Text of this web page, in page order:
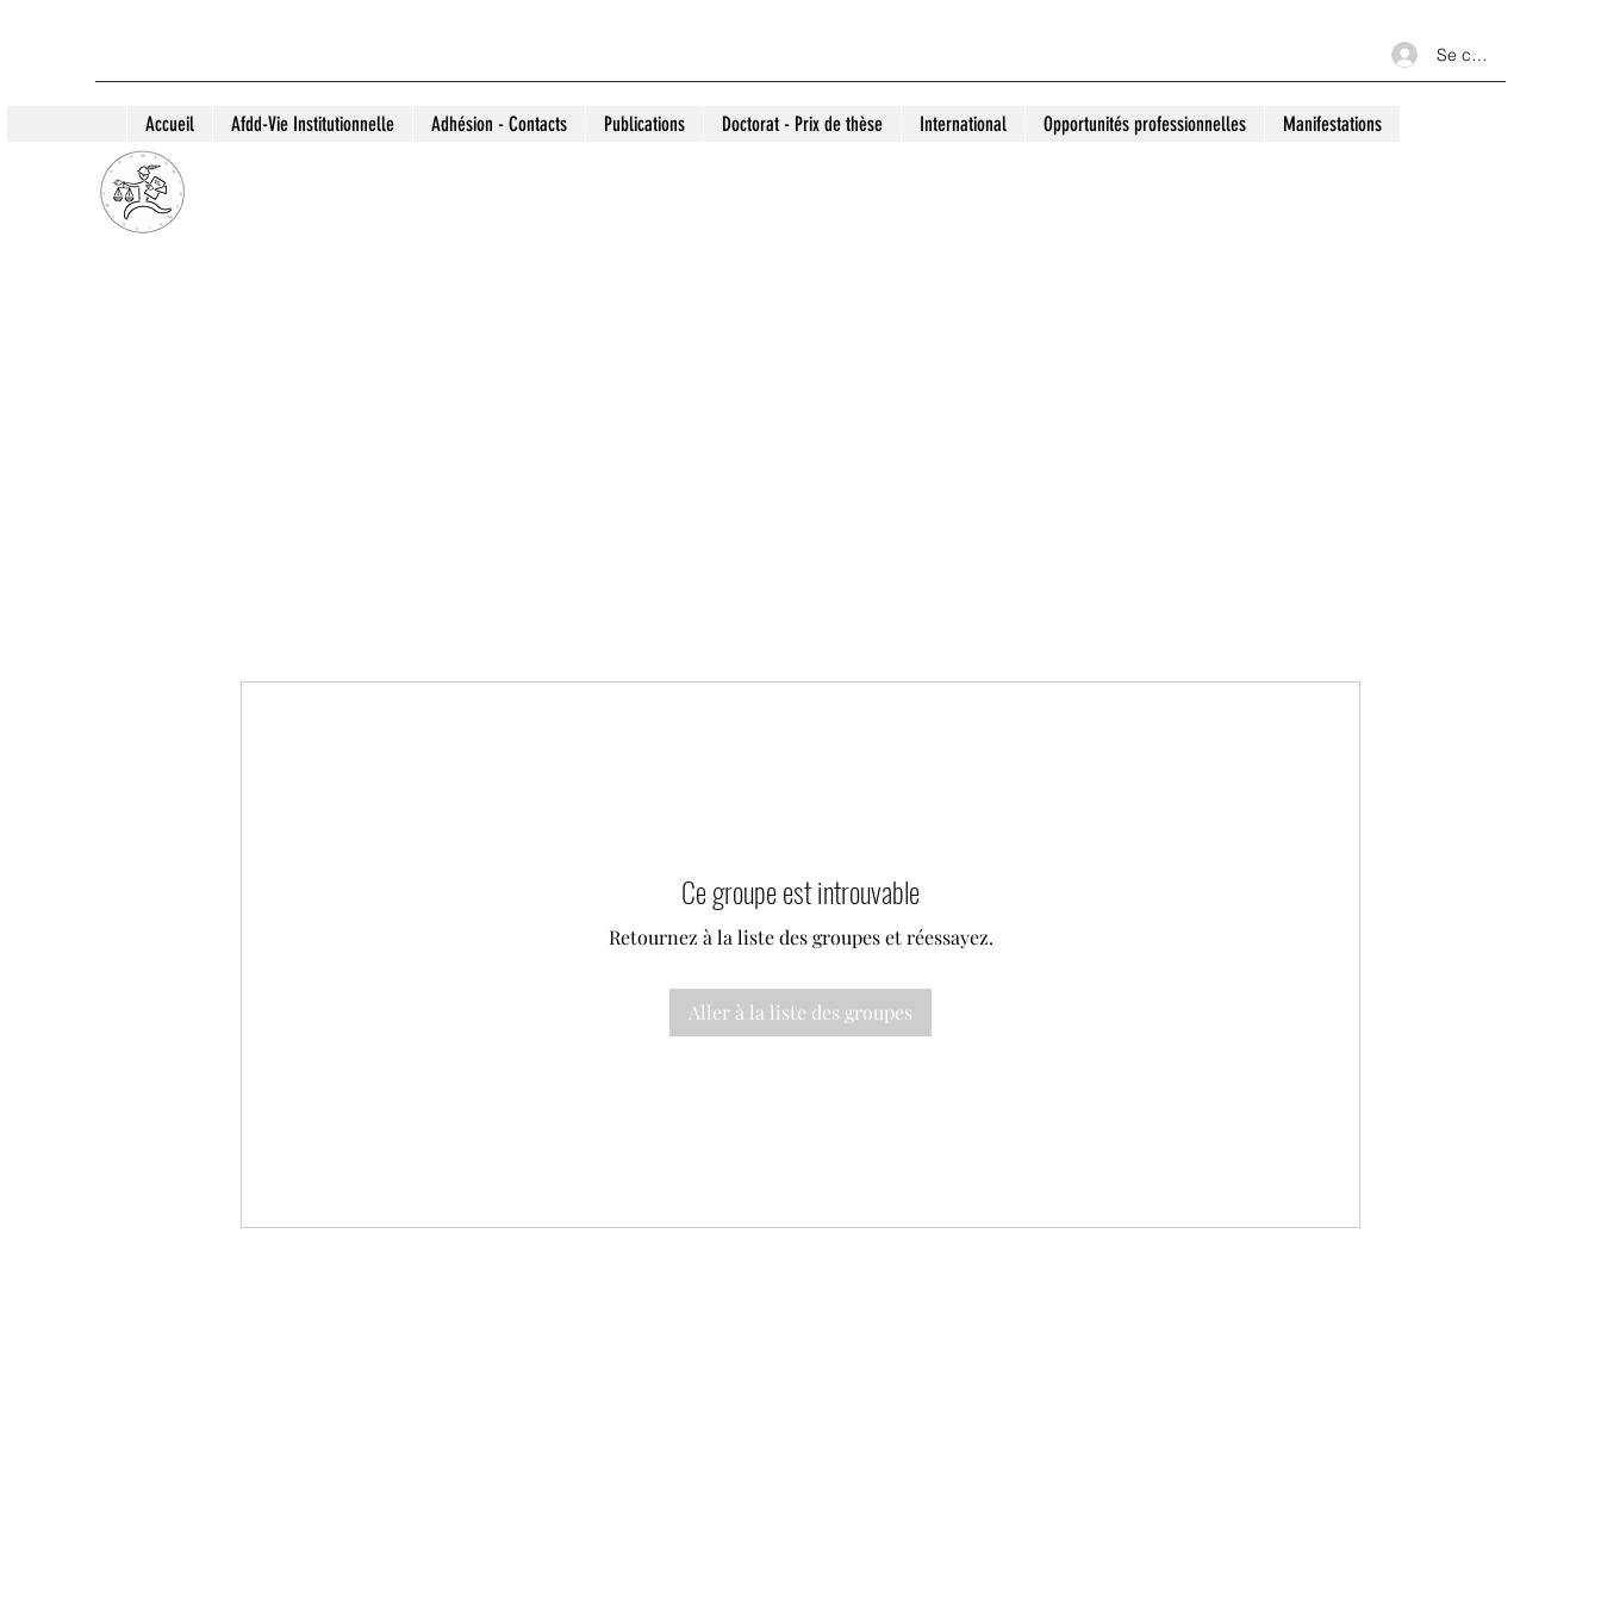
Se connecter
Accueil Afdd-Vie Institutionnelle Adhésion - Contacts Publications Doctorat - Prix de thèse International Opportunités professionnelles Manifestations
Ce groupe est introuvable
Retournez à la liste des groupes et réessayez.
Aller à la liste des groupes